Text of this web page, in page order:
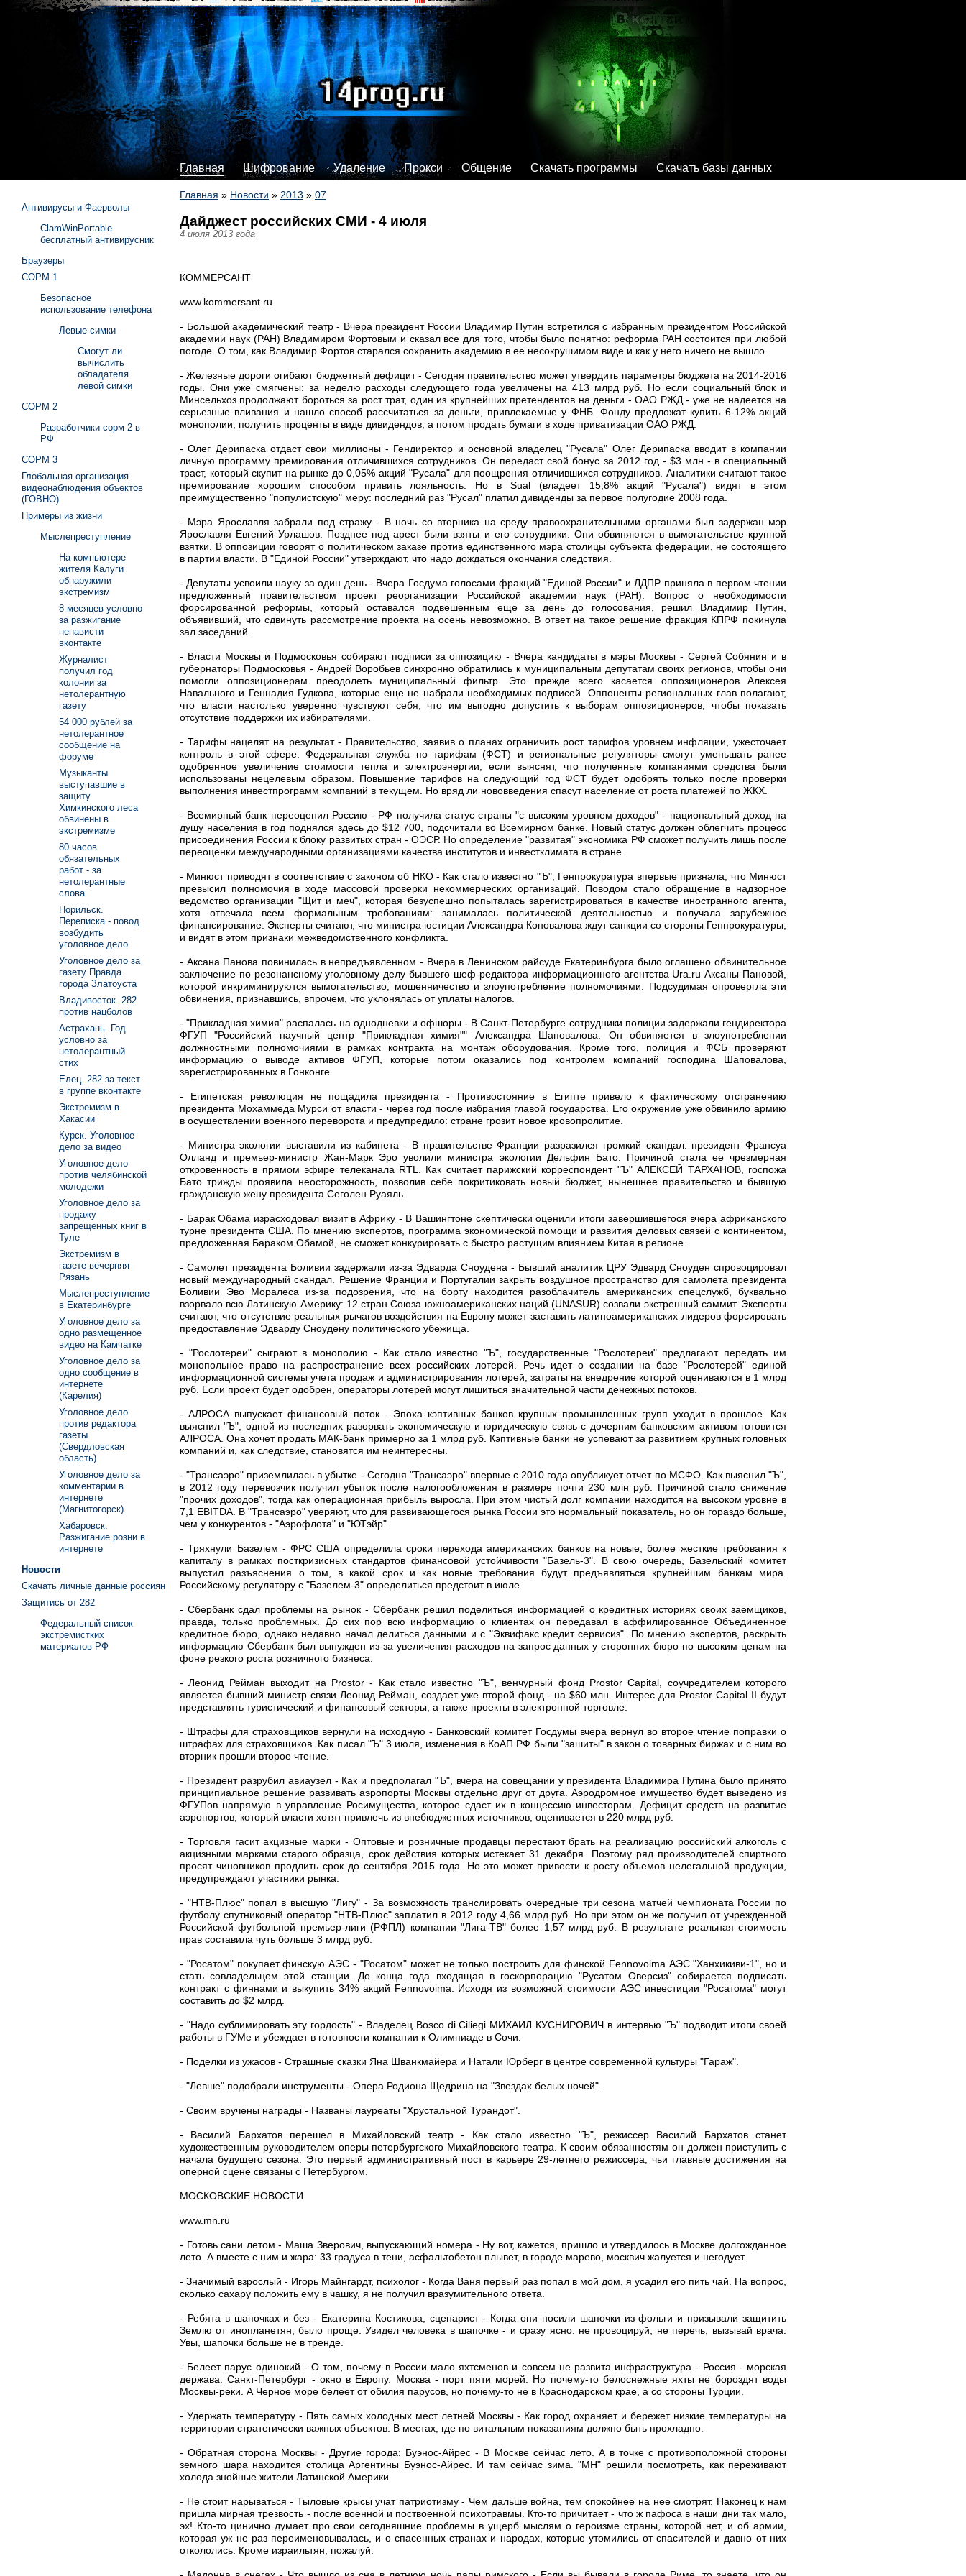
Главная Шифрование Удаление Прокси Общение Скачать программы Скачать базы данных
Главная » Новости » 2013 » 07
Дайджест российских СМИ - 4 июля
4 июля 2013 года
КОММЕРСАНТ
www.kommersant.ru
- Большой академический театр - Вчера президент России Владимир Путин встретился с избранным президентом Российской
академии наук (РАН) Владимиром Фортовым и сказал все для того, чтобы было понятно: реформа РАН состоится при любой
погоде. О том, как Владимир Фортов старался сохранить академию в ее несокрушимом виде и как у него ничего не вышло.
- Железные дороги огибают бюджетный дефицит - Сегодня правительство может утвердить параметры бюджета на 2014-2016
годы. Они уже смягчены: за неделю расходы следующего года увеличены на 413 млрд руб. Но если социальный блок и
Минсельхоз продолжают бороться за рост трат, один из крупнейших претендентов на деньги - ОАО РЖД - уже не надеется на
серьезные вливания и нашло способ рассчитаться за деньги, привлекаемые у ФНБ. Фонду предложат купить 6-12% акций
монополии, получить проценты в виде дивидендов, а потом продать бумаги в ходе приватизации ОАО РЖД.
- Олег Дерипаска отдаст свои миллионы - Гендиректор и основной владелец "Русала" Олег Дерипаска вводит в компании
личную программу премирования отличившихся сотрудников. Он передаст свой бонус за 2012 год - $3 млн - в специальный
траст, который скупит на рынке до 0,05% акций "Русала" для поощрения отличившихся сотрудников. Аналитики считают такое
премирование хорошим способом привить лояльность. Но в Sual (владеет 15,8% акций "Русала") видят в этом
преимущественно "популистскую" меру: последний раз "Русал" платил дивиденды за первое полугодие 2008 года.
- Мэра Ярославля забрали под стражу - В ночь со вторника на среду правоохранительными органами был задержан мэр
Ярославля Евгений Урлашов. Позднее под арест были взяты и его сотрудники. Они обвиняются в вымогательстве крупной
взятки. В оппозиции говорят о политическом заказе против единственного мэра столицы субъекта федерации, не состоящего
в партии власти. В "Единой России" утверждают, что надо дождаться окончания следствия.
- Депутаты усвоили науку за один день - Вчера Госдума голосами фракций "Единой России" и ЛДПР приняла в первом чтении
предложенный правительством проект реорганизации Российской академии наук (РАН). Вопрос о необходимости
форсированной реформы, который оставался подвешенным еще за день до голосования, решил Владимир Путин,
объявивший, что сдвинуть рассмотрение проекта на осень невозможно. В ответ на такое решение фракция КПРФ покинула
зал заседаний.
- Власти Москвы и Подмосковья собирают подписи за оппозицию - Вчера кандидаты в мэры Москвы - Сергей Собянин и в
губернаторы Подмосковья - Андрей Воробьев синхронно обратились к муниципальным депутатам своих регионов, чтобы они
помогли оппозиционерам преодолеть муниципальный фильтр. Это прежде всего касается оппозиционеров Алексея
Навального и Геннадия Гудкова, которые еще не набрали необходимых подписей. Оппоненты региональных глав полагают,
что власти настолько уверенно чувствуют себя, что им выгодно допустить к выборам оппозиционеров, чтобы показать
отсутствие поддержки их избирателями.
- Тарифы нацелят на результат - Правительство, заявив о планах ограничить рост тарифов уровнем инфляции, ужесточает
контроль в этой сфере. Федеральная служба по тарифам (ФСТ) и региональные регуляторы смогут уменьшать ранее
одобренное увеличение стоимости тепла и электроэнергии, если выяснят, что полученные компаниями средства были
использованы нецелевым образом. Повышение тарифов на следующий год ФСТ будет одобрять только после проверки
выполнения инвестпрограмм компаний в текущем. Но вряд ли нововведения спасут население от роста платежей по ЖКХ.
- Всемирный банк переоценил Россию - РФ получила статус страны "с высоким уровнем доходов" - национальный доход на
душу населения в год поднялся здесь до $12 700, подсчитали во Всемирном банке. Новый статус должен облегчить процесс
присоединения России к блоку развитых стран - ОЭСР. Но определение "развитая" экономика РФ сможет получить лишь после
переоценки международными организациями качества институтов и инвестклимата в стране.
- Минюст приводят в соответствие с законом об НКО - Как стало известно "Ъ", Генпрокуратура впервые признала, что Минюст
превысил полномочия в ходе массовой проверки некоммерческих организаций. Поводом стало обращение в надзорное
ведомство организации "Щит и меч", которая безуспешно попыталась зарегистрироваться в качестве иностранного агента,
хотя отвечала всем формальным требованиям: занималась политической деятельностью и получала зарубежное
финансирование. Эксперты считают, что министра юстиции Александра Коновалова ждут санкции со стороны Генпрокуратуры,
и видят в этом признаки межведомственного конфликта.
- Аксана Панова повинилась в непредъявленном - Вчера в Ленинском райсуде Екатеринбурга было оглашено обвинительное
заключение по резонансному уголовному делу бывшего шеф-редактора информационного агентства Ura.ru Аксаны Пановой,
которой инкриминируются вымогательство, мошенничество и злоупотребление полномочиями. Подсудимая опровергла эти
обвинения, признавшись, впрочем, что уклонялась от уплаты налогов.
- "Прикладная химия" распалась на однодневки и офшоры - В Санкт-Петербурге сотрудники полиции задержали гендиректора
ФГУП "Российский научный центр "Прикладная химия"" Александра Шаповалова. Он обвиняется в злоупотреблении
должностными полномочиями в рамках контракта на монтаж оборудования. Кроме того, полиция и ФСБ проверяют
информацию о выводе активов ФГУП, которые потом оказались под контролем компаний господина Шаповалова,
зарегистрированных в Гонконге.
- Египетская революция не пощадила президента - Противостояние в Египте привело к фактическому отстранению
президента Мохаммеда Мурси от власти - через год после избрания главой государства. Его окружение уже обвинило армию
в осуществлении военного переворота и предупредило: стране грозит новое кровопролитие.
- Министра экологии выставили из кабинета - В правительстве Франции разразился громкий скандал: президент Франсуа
Олланд и премьер-министр Жан-Марк Эро уволили министра экологии Дельфин Бато. Причиной стала ее чрезмерная
откровенность в прямом эфире телеканала RTL. Как считает парижский корреспондент "Ъ" АЛЕКСЕЙ ТАРХАНОВ, госпожа
Бато трижды проявила неосторожность, позволив себе покритиковать новый бюджет, нынешнее правительство и бывшую
гражданскую жену президента Сеголен Руаяль.
- Барак Обама израсходовал визит в Африку - В Вашингтоне скептически оценили итоги завершившегося вчера африканского
турне президента США. По мнению экспертов, программа экономической помощи и развития деловых связей с континентом,
предложенная Бараком Обамой, не сможет конкурировать с быстро растущим влиянием Китая в регионе.
- Самолет президента Боливии задержали из-за Эдварда Сноудена - Бывший аналитик ЦРУ Эдвард Сноуден спровоцировал
новый международный скандал. Решение Франции и Португалии закрыть воздушное пространство для самолета президента
Боливии Эво Моралеса из-за подозрения, что на борту находится разоблачитель американских спецслужб, буквально
взорвало всю Латинскую Америку: 12 стран Союза южноамериканских наций (UNASUR) созвали экстренный саммит. Эксперты
считают, что отсутствие реальных рычагов воздействия на Европу может заставить латиноамериканских лидеров форсировать
предоставление Эдварду Сноудену политического убежища.
- "Рослотереи" сыграют в монополию - Как стало известно "Ъ", государственные "Рослотереи" предлагают передать им
монопольное право на распространение всех российских лотерей. Речь идет о создании на базе "Рослотерей" единой
информационной системы учета продаж и администрирования лотерей, затраты на внедрение которой оцениваются в 1 млрд
руб. Если проект будет одобрен, операторы лотерей могут лишиться значительной части денежных потоков.
- АЛРОСА выпускает финансовый поток - Эпоха кэптивных банков крупных промышленных групп уходит в прошлое. Как
выяснил "Ъ", одной из последних разорвать экономическую и юридическую связь с дочерним банковским активом готовится
АЛРОСА. Она хочет продать МАК-банк примерно за 1 млрд руб. Кэптивные банки не успевают за развитием крупных головных
компаний и, как следствие, становятся им неинтересны.
- "Трансаэро" приземлилась в убытке - Сегодня "Трансаэро" впервые с 2010 года опубликует отчет по МСФО. Как выяснил "Ъ",
в 2012 году перевозчик получил убыток после налогообложения в размере почти 230 млн руб. Причиной стало снижение
"прочих доходов", тогда как операционная прибыль выросла. При этом чистый долг компании находится на высоком уровне в
7,1 EBITDA. В "Трансаэро" уверяют, что для развивающегося рынка России это нормальный показатель, но он гораздо больше,
чем у конкурентов - "Аэрофлота" и "ЮТэйр".
- Тряхнули Базелем - ФРС США определила сроки перехода американских банков на новые, более жесткие требования к
капиталу в рамках посткризисных стандартов финансовой устойчивости "Базель-3". В свою очередь, Базельский комитет
выпустил разъяснения о том, в какой срок и как новые требования будут предъявляться крупнейшим банкам мира.
Российскому регулятору с "Базелем-3" определиться предстоит в июле.
- Сбербанк сдал проблемы на рынок - Сбербанк решил поделиться информацией о кредитных историях своих заемщиков,
правда, только проблемных. До сих пор всю информацию о клиентах он передавал в аффилированное Объединенное
кредитное бюро, однако недавно начал делиться данными и с "Эквифакс кредит сервисиз". По мнению экспертов, раскрыть
информацию Сбербанк был вынужден из-за увеличения расходов на запрос данных у сторонних бюро по высоким ценам на
фоне резкого роста розничного бизнеса.
- Леонид Рейман выходит на Prostor - Как стало известно "Ъ", венчурный фонд Prostor Capital, соучредителем которого
является бывший министр связи Леонид Рейман, создает уже второй фонд - на $60 млн. Интерес для Prostor Capital II будут
представлять туристический и финансовый секторы, а также проекты в электронной торговле.
- Штрафы для страховщиков вернули на исходную - Банковский комитет Госдумы вчера вернул во второе чтение поправки о
штрафах для страховщиков. Как писал "Ъ" 3 июля, изменения в КоАП РФ были "зашиты" в закон о товарных биржах и с ним во
вторник прошли второе чтение.
- Президент разрубил авиаузел - Как и предполагал "Ъ", вчера на совещании у президента Владимира Путина было принято
принципиальное решение развивать аэропорты Москвы отдельно друг от друга. Аэродромное имущество будет выведено из
ФГУПов напрямую в управление Росимущества, которое сдаст их в концессию инвесторам. Дефицит средств на развитие
аэропортов, который власти хотят привлечь из внебюджетных источников, оценивается в 220 млрд руб.
- Торговля гасит акцизные марки - Оптовые и розничные продавцы перестают брать на реализацию российский алкоголь с
акцизными марками старого образца, срок действия которых истекает 31 декабря. Поэтому ряд производителей спиртного
просят чиновников продлить срок до сентября 2015 года. Но это может привести к росту объемов нелегальной продукции,
предупреждают участники рынка.
- "НТВ-Плюс" попал в высшую "Лигу" - За возможность транслировать очередные три сезона матчей чемпионата России по
футболу спутниковый оператор "НТВ-Плюс" заплатил в 2012 году 4,66 млрд руб. Но при этом он же получил от учрежденной
Российской футбольной премьер-лиги (РФПЛ) компании "Лига-ТВ" более 1,57 млрд руб. В результате реальная стоимость
прав составила чуть больше 3 млрд руб.
- "Росатом" покупает финскую АЭС - "Росатом" может не только построить для финской Fennovoima АЭС "Ханхикиви-1", но и
стать совладельцем этой станции. До конца года входящая в госкорпорацию "Русатом Оверсиз" собирается подписать
контракт с финнами и выкупить 34% акций Fennovoima. Исходя из возможной стоимости АЭС инвестиции "Росатома" могут
составить до $2 млрд.
- "Надо сублимировать эту гордость" - Владелец Bosco di Ciliegi МИХАИЛ КУСНИРОВИЧ в интервью "Ъ" подводит итоги своей
работы в ГУМе и убеждает в готовности компании к Олимпиаде в Сочи.
- Поделки из ужасов - Страшные сказки Яна Шванкмайера и Натали Юрберг в центре современной культуры "Гараж".
- "Левше" подобрали инструменты - Опера Родиона Щедрина на "Звездах белых ночей".
- Своим вручены награды - Названы лауреаты "Хрустальной Турандот".
- Василий Бархатов перешел в Михайловский театр - Как стало известно "Ъ", режиссер Василий Бархатов станет
художественным руководителем оперы петербургского Михайловского театра. К своим обязанностям он должен приступить с
начала будущего сезона. Это первый административный пост в карьере 29-летнего режиссера, чьи главные достижения на
оперной сцене связаны с Петербургом.
МОСКОВСКИЕ НОВОСТИ
www.mn.ru
- Готовь сани летом - Маша Зверович, выпускающий номера - Ну вот, кажется, пришло и утвердилось в Москве долгожданное
лето. А вместе с ним и жара: 33 градуса в тени, асфальтобетон плывет, в городе марево, москвич жалуется и негодует.
- Значимый взрослый - Игорь Майнгардт, психолог - Когда Ваня первый раз попал в мой дом, я усадил его пить чай. На вопрос,
сколько сахару положить ему в чашку, я не получил вразумительного ответа.
- Ребята в шапочках и без - Екатерина Костикова, сценарист - Когда они носили шапочки из фольги и призывали защитить
Землю от инопланетян, было проще. Увидел человека в шапочке - и сразу ясно: не провоцируй, не перечь, вызывай врача.
Увы, шапочки больше не в тренде.
- Белеет парус одинокий - О том, почему в России мало яхтсменов и совсем не развита инфраструктура - Россия - морская
держава. Санкт-Петербург - окно в Европу. Москва - порт пяти морей. Но почему-то белоснежные яхты не бороздят воды
Москвы-реки. А Черное море белеет от обилия парусов, но почему-то не в Краснодарском крае, а со стороны Турции.
- Удержать температуру - Пять самых холодных мест летней Москвы - Как город охраняет и бережет низкие температуры на
территории стратегически важных объектов. В местах, где по витальным показаниям должно быть прохладно.
- Обратная сторона Москвы - Другие города: Буэнос-Айрес - В Москве сейчас лето. А в точке с противоположной стороны
земного шара находится столица Аргентины Буэнос-Айрес. И там сейчас зима. "МН" решили посмотреть, как переживают
холода знойные жители Латинской Америки.
- Не стоит нарываться - Тыловые крысы учат патриотизму - Чем дальше война, тем спокойнее на нее смотрят. Наконец к нам
пришла мирная трезвость - после военной и поствоенной психотравмы. Кто-то причитает - что ж пафоса в наши дни так мало,
эх! Кто-то цинично думает про свои сегодняшние проблемы в ущерб мыслям о героизме страны, которой нет, и об армии,
которая уж не раз переименовывалась, и о спасенных странах и народах, которые утомились от спасителей и давно от них
откололись. Кроме израильтян, пожалуй.
Антивирусы и Фаерволы
ClamWinPortable
бесплатный антивирусник
Браузеры
СОРМ 1
Безопасное
использование телефона
Левые симки
Смогут ли
вычислить
обладателя
левой симки
СОРМ 2
Разработчики сорм 2 в
РФ
СОРМ 3
Глобальная организация
видеонаблюдения объектов
(ГОВНО)
Примеры из жизни
Мыслепреступление
На компьютере
жителя Калуги
обнаружили
экстремизм
8 месяцев условно
за разжигание
ненависти
вконтакте
Журналист
получил год
колонии за
нетолерантную
газету
54 000 рублей за
нетолерантное
сообщение на
форуме
Музыканты
выступавшие в
защиту
Химкинского леса
обвинены в
экстремизме
80 часов
обязательных
работ - за
нетолерантные
слова
Норильск.
Переписка - повод
возбудить
уголовное дело
Уголовное дело за
газету Правда
города Златоуста
Владивосток. 282
против нацболов
Астрахань. Год
условно за
нетолерантный
стих
Елец. 282 за текст
в группе вконтакте
Экстремизм в
Хакасии
Курск. Уголовное
дело за видео
Уголовное дело
против челябинской
молодежи
Уголовное дело за
продажу
запрещенных книг в
Туле
Экстремизм в
газете вечерняя
Рязань
Мыслепреступление
в Екатеринбурге
Уголовное дело за
одно размещенное
видео на Камчатке
Уголовное дело за
одно сообщение в
интернете
(Карелия)
Уголовное дело
против редактора
газеты
(Свердловская
область)
Уголовное дело за
комментарии в
интернете
(Магнитогорск)
Хабаровск.
Разжигание розни в
интернете
Новости
Скачать личные данные россиян
Защитись от 282
Федеральный список
экстремистких
материалов РФ